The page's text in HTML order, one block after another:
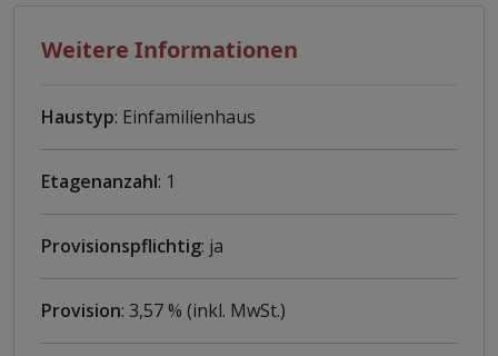
Weitere Informationen
Haustyp: Einfamilienhaus
Etagenanzahl: 1
Provisionspflichtig: ja
Provision: 3,57 % (inkl. MwSt.)